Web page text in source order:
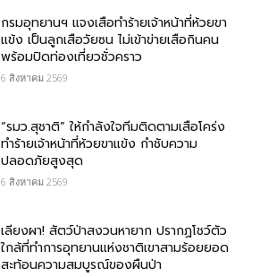
กรม​อุทยานฯ แจงเสือทำร้ายเจ้าหน้าที่ห้วยขา
แข้ง เป็นลูกเสือวัยซน ไม่เข้าข่ายเสือกินคน
พร้อมปิดท่องเที่ยวชั่วคราว
6 สิงหาคม 2569
“รมว.สุชาติ” ให้กำลังใจทีมติดตามเสือโคร่ง
ทำร้ายเจ้าหน้าที่ห้วยขาแข้ง กำชับความ
ปลอดภัยสูงสุด
6 สิงหาคม 2569
เลียงผา! สัตว์ป่าสงวนหายาก ปรากฏโชว์ตัว
ใกล้ที่ทำการอุทยานแห่งชาติเขาสามร้อยยอด
สะท้อนความสมบูรณ์ของผืนป่า